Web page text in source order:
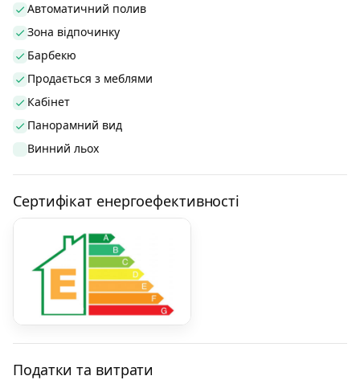
Автоматичний полив
Зона відпочинку
Барбекю
Продається з меблями
Кабінет
Панорамний вид
Винний льох
Сертифікат енергоефективності
Податки та витрати